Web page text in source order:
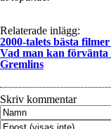
Relaterade inlägg:
2000-talets bästa
Vad man kan
Gremlins
Skriv kommentar